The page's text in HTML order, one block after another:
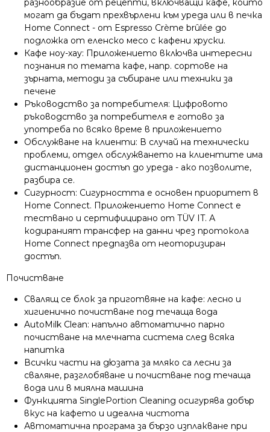
разнообразие от рецепти, включващи кафе, които
могат да бъдат прехвърлени към уреда или в печка
Home Connect - от Espresso Crème brûlée до
подложка от еленско месо с кафени хруски.
Кафе ноу-хау: Приложението включва интересни
познания по темата кафе, напр. сортове на
зърната, методи за събиране или техники за
печене
Ръководство за потребителя: Цифровото
ръководство за потребителя е готово за
употреба по всяко време в приложението
Обслужване на клиенти: В случай на технически
проблеми, отдел обслужването на клиентите има
дистанционен достъп до уреда - ако позволите,
разбира се.
Сигурност: Сигурността е основен приоритет в
Home Connect. Приложението Home Connect е
тествано и сертифицирано от TÜV IT. А
кодираният трансфер на данни чрез протокола
Home Connect предпазва от неоторизиран
достъп.
Почистване
Свалящ се блок за приготвяне на кафе: лесно и
хигиенично почистване под течаща вода
AutoMilk Clean: напълно автоматично парно
почистване на млечната система след всяка
напитка
Всички части на дюзата за мляко са лесни за
сваляне, разглобяване и почистване под течаща
вода или в миялна машина
Функцията SinglePortion Cleaning осигурява добър
вкус на кафето и идеална чистота
Автоматична програма за бързо изплакване при